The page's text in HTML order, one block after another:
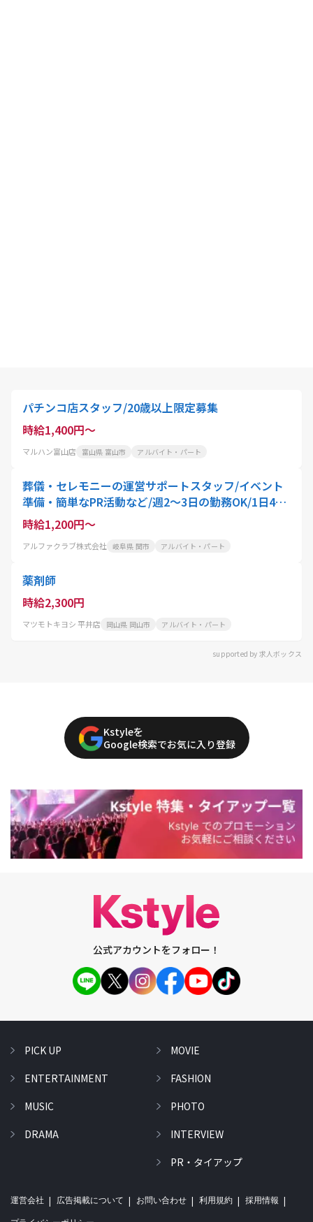
パチンコ店スタッフ/20歳以上限定募集
時給1,400円～
マルハン富山店 富山県 富山市 アルバイト・パート
葬儀・セレモニーの運営サポートスタッフ/イベント
準備・簡単なPR活動など/週2～3日の勤務OK/1日4h
程度の短時間
時給1,200円～
アルファクラブ株式会社 岐阜県 関市 アルバイト・パート
薬剤師
時給2,300円
マツモトキヨシ 平井店 岡山県 岡山市 アルバイト・パート
supported by 求人ボックス
Kstyleを
Google検索でお気に入り登録
公式アカウントをフォロー！
PICK UP
ENTERTAINMENT
MUSIC
DRAMA
MOVIE
FASHION
PHOTO
INTERVIEW
PR・タイアップ
運営会社 広告掲載について お問い合わせ 利用規約 採用情報